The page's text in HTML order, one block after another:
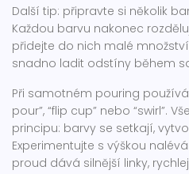
Další tip: připravte si několik
Každou barvu nakonec
přidejte do nich malé
snadno ladit odstíny během
Při samotném pouring
pour”, “flip cup” nebo “swirl”.
principu: barvy se setkají,
Experimentujte s výškou
proud dává silnější linky,